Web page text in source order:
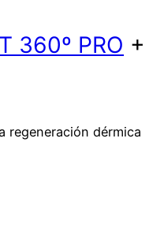
360º PRO +
regeneración dérmica